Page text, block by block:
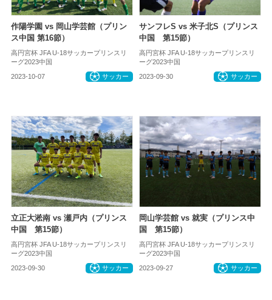
作陽学園 vs 岡山学芸館（プリン
ス中国 第16節）
高円宮杯 JFA U-18サッカープリンスリ
ーグ2023中国
2023-10-07 サッカー
サンフレS vs 米子北S（プリンス
中国 第15節）
高円宮杯 JFA U-18サッカープリンスリ
ーグ2023中国
2023-09-30 サッカー
立正大淞南 vs 瀬戸内（プリンス
中国 第15節）
高円宮杯 JFA U-18サッカープリンスリ
ーグ2023中国
2023-09-30 サッカー
岡山学芸館 vs 就実（プリンス中
国 第15節）
高円宮杯 JFA U-18サッカープリンスリ
ーグ2023中国
2023-09-27 サッカー